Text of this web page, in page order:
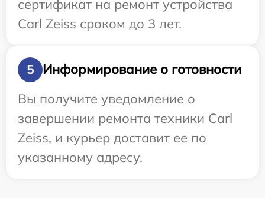
сертификат на ремонт устройства
Carl Zeiss сроком до 3 лет.
5
Информирование о готовности
Вы получите уведомление о
завершении ремонта техники Carl
Zeiss, и курьер доставит ее по
указанному адресу.